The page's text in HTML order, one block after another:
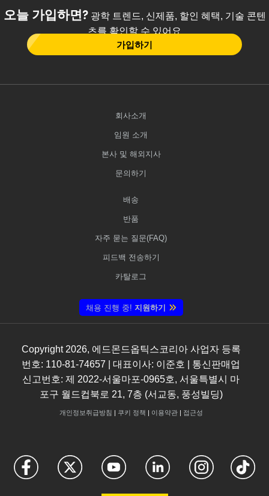
오늘 가입하면?광학 트렌드, 신제품, 할인 혜택, 기술 콘텐
츠를 확인할 수 있어요
가입하기
회사소개
임원 소개
본사 및 해외지사
문의하기
배송
반품
자주 묻는 질문(FAQ)
피드백 전송하기
카탈로그
채용 진행 중! 지원하기
Copyright 2026, 에드몬드옵틱스코리아 사업자 등록
번호: 110-81-74657 | 대표이사: 이준호 | 통신판매업
신고번호: 제 2022-서울마포-0965호, 서울특별시 마
포구 월드컵북로 21, 7층 (서교동, 풍성빌딩)
개인정보취급방침 | 쿠키 정책 | 이용약관| 접근성